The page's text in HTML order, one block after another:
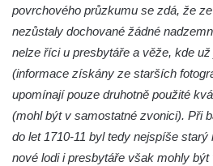
Křížová cesta Římov – XI. kaple –
haněn a tupen
Křížová cesta Římov – X. kaple – U
Cedronu
Křížová cesta Římov – VIII. kaple –
povrchového průzkumu se zdá, že
nezůstaly dochované žádné
nelze říci u presbytáře a věže, kde
(informace získány ze starších
upomínají pouze druhotně použité
(mohl být v samostatné zvonici). Při
do let 1710-11 byl tedy nejspíše
nové lodi i presbytáře však mohly